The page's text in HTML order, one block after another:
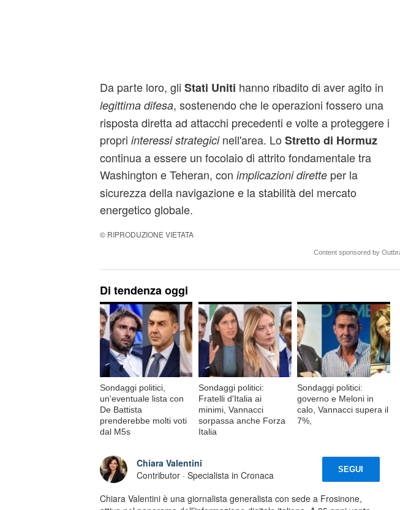
Da parte loro, gli Stati Uniti hanno ribadito di aver agito in
legittima difesa, sostenendo che le operazioni fossero una
risposta diretta ad attacchi precedenti e volte a proteggere i
propri interessi strategicinell'area. Lo Stretto di Hormuz
continua a essere un focolaio di attrito fondamentale tra
Washington e Teheran, con implicazioni diretteper la
sicurezza della navigazione e la stabilità del mercato
energetico globale.
© RIPRODUZIONE VIETATA
Content sponsored by
Di tendenza oggi
Sondaggi politici,
un'eventuale lista con
De Battista
prenderebbe molti voti
dal M5s
Sondaggi politici:
Fratelli d'Italia ai
minimi, Vannacci
sorpassa anche Forza
Italia
Sondaggi politici:
governo e Meloni in
calo, Vannacci supera il
7%,
Chiara Valentini
Contributor · Specialista in Cronaca
SEGUI
Chiara Valentini è una giornalista generalista con sede a Frosinone,